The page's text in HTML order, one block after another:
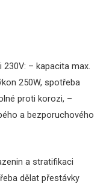
– kapacita max.
250W, spotřeba
proti korozi, –
a bezporuchového
a stratifikaci
dělat přestávky